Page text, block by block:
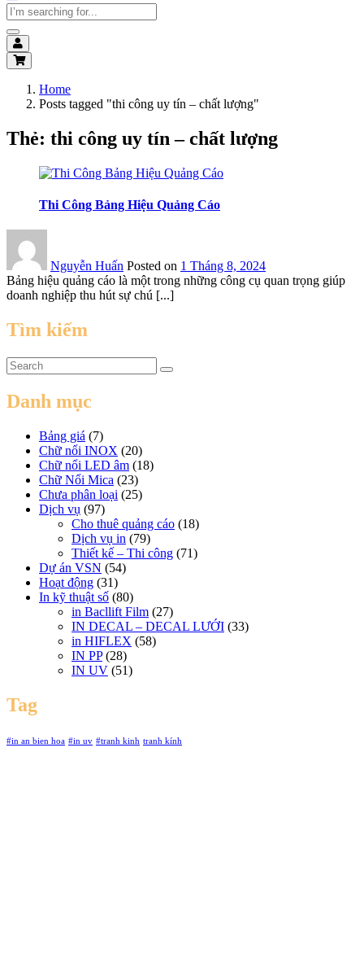
Home
Posts tagged "thi công uy tín – chất lượng"
Thẻ: thi công uy tín – chất lượng
Thi Công Bảng Hiệu Quảng Cáo
Nguyễn Huấn Posted on 1 Tháng 8, 2024
Bảng hiệu quảng cáo là một trong những công cụ quan trọng giúp
doanh nghiệp thu hút sự chú [...]
Tìm kiếm
Danh mục
Bảng giá (7)
Chữ nổi INOX (20)
Chữ nổi LED âm (18)
Chữ Nổi Mica (23)
Chưa phân loại (25)
Dịch vụ (97)
Cho thuê quảng cáo (18)
Dịch vụ in (79)
Thiết kế – Thi công (71)
Dự án VSN (54)
Hoạt động (31)
In kỹ thuật số (80)
in Bacllift Film (27)
IN DECAL – DECAL LƯỚI (33)
in HIFLEX (58)
IN PP(28)
IN UV (51)
Tag
#in an bien hoa #in uv #tranh kinh tranh kính